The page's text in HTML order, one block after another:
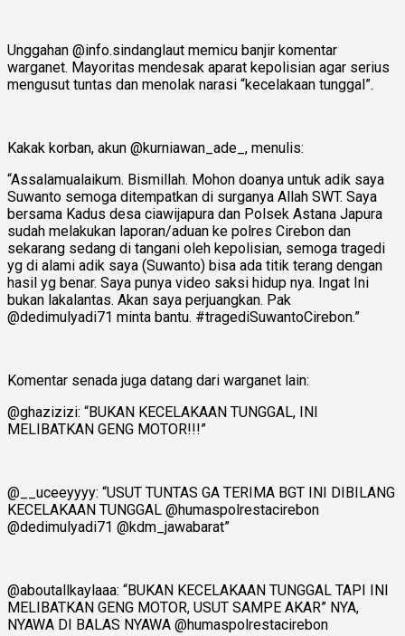
Unggahan @info.sindanglaut memicu banjir komentar
warganet. Mayoritas mendesak aparat kepolisian agar serius
mengusut tuntas dan menolak narasi “kecelakaan tunggal”.
Kakak korban, akun @kurniawan_ade_, menulis:
“Assalamualaikum. Bismillah. Mohon doanya untuk adik saya
Suwanto semoga ditempatkan di surganya Allah SWT. Saya
bersama Kadus desa ciawijapura dan Polsek Astana Japura
sudah melakukan laporan/aduan ke polres Cirebon dan
sekarang sedang di tangani oleh kepolisian, semoga tragedi
yg di alami adik saya (Suwanto) bisa ada titik terang dengan
hasil yg benar. Saya punya video saksi hidup nya. Ingat Ini
bukan lakalantas. Akan saya perjuangkan. Pak
@dedimulyadi71 minta bantu. #tragediSuwantoCirebon.”
Komentar senada juga datang dari warganet lain:
@ghazizizi: “BUKAN KECELAKAAN TUNGGAL, INI
MELIBATKAN GENG MOTOR!!!”
@__uceeyyyy: “USUT TUNTAS GA TERIMA BGT INI DIBILANG
KECELAKAAN TUNGGAL @humaspolrestacirebon
@dedimulyadi71 @kdm_jawabarat”
@aboutallkaylaaa: “BUKAN KECELAKAAN TUNGGAL TAPI INI
MELIBATKAN GENG MOTOR, USUT SAMPE AKAR” NYA,
NYAWA DI BALAS NYAWA @humaspolrestacirebon